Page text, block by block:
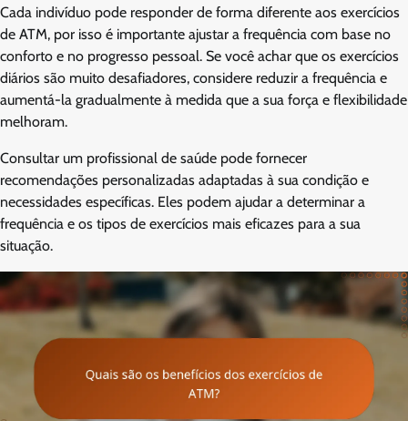
Cada indivíduo pode responder de forma diferente aos exercícios
de ATM, por isso é importante ajustar a frequência com base no
conforto e no progresso pessoal. Se você achar que os exercícios
diários são muito desafiadores, considere reduzir a frequência e
aumentá-la gradualmente à medida que a sua força e flexibilidade
melhoram.
Consultar um profissional de saúde pode fornecer
recomendações personalizadas adaptadas à sua condição e
necessidades específicas. Eles podem ajudar a determinar a
frequência e os tipos de exercícios mais eficazes para a sua
situação.